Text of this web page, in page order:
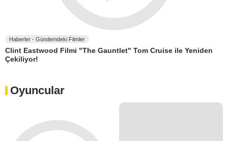
Haberler - Gündemdeki Filmler
Clint Eastwood Filmi "The Gauntlet" Tom Cruise ile Yeniden
Çekiliyor!
Oyuncular